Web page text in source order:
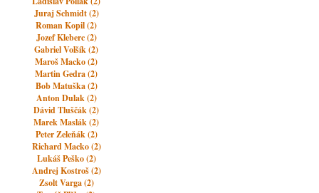
Juraj Schmidt (2)
Roman Kopil (2)
Jozef Kleberc (2)
Gabriel Volšík (2)
Maroš Macko (2)
Martin Gedra (2)
Bob Matuška (2)
Anton Dulak (2)
Dávid Tluščák (2)
Marek Maslák (2)
Peter Zeleňák (2)
Richard Macko (2)
Lukáš Peško (2)
Andrej Kostroš (2)
Zsolt Varga (2)